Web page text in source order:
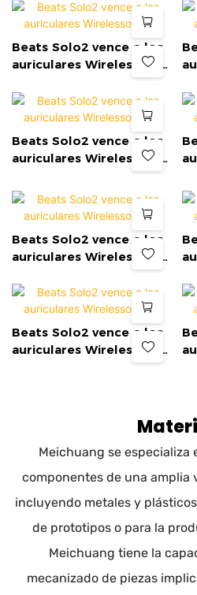
Beats Solo2 vence a los
auriculares Wirelesson-
Beats Solo2 vence a los
auriculares Wirelesson-
Beats Solo2 vence a los
auriculares Wirelesson-
Beats Solo2 vence a los
auriculares Wirelesson-
Meichuang se especializa
componentes de una amplia
incluyendo metales y
de prototipos o para la
Meichuang tiene la
mecanizado de piezas